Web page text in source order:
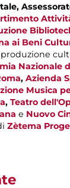
ai Beni
Nazionale
, Azienda
Musica
, Teatro
e Nuovo
Zètema